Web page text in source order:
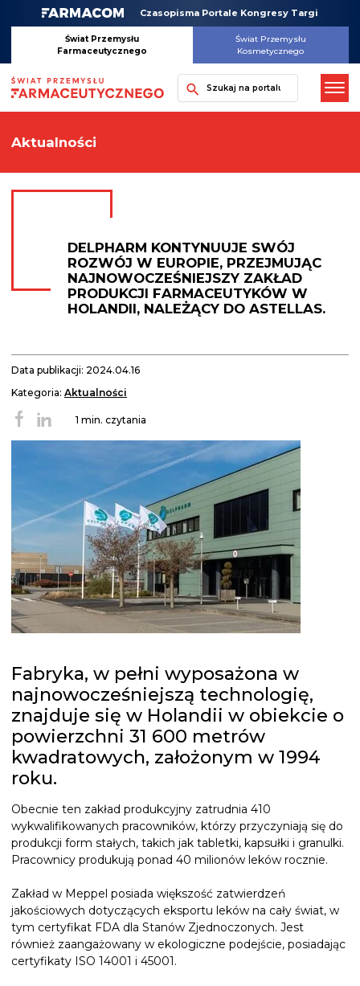
Czasopisma Portale Kongresy Targi
Świat Przemysłu
Farmaceutycznego
Świat Przemysłu
Kosmetycznego
Szukaj
Aktualności
DELPHARM KONTYNUUJE SWÓJ
ROZWÓJ W EUROPIE, PRZEJMUJĄC
NAJNOWOCZEŚNIEJSZY ZAKŁAD
PRODUKCJI FARMACEUTYKÓW W
HOLANDII, NALEŻĄCY DO ASTELLAS.
Data publikacji: 2024.04.16
Kategoria: Aktualności
1 min. czytania
Fabryka, w pełni wyposażona w
najnowocześniejszą technologię,
znajduje się w Holandii w obiekcie o
powierzchni 31 600 metrów
kwadratowych, założonym w 1994
roku.
Obecnie ten zakład produkcyjny zatrudnia 410
wykwalifikowanych pracowników, którzy przyczyniają się do
produkcji form stałych, takich jak tabletki, kapsułki i granulki.
Pracownicy produkują ponad 40 milionów leków rocznie.
Zakład w Meppel posiada większość zatwierdzeń
jakościowych dotyczących eksportu leków na cały świat, w
tym certyfikat FDA dla Stanów Zjednoczonych. Jest
również zaangażowany w ekologiczne podejście, posiadając
certyfikaty ISO 14001 i 45001.